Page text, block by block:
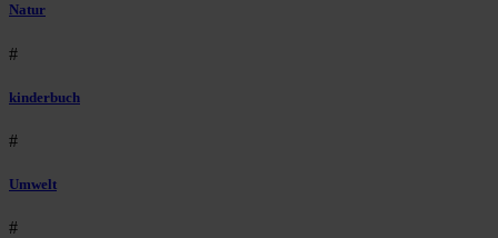
Natur
#
kinderbuch
#
Umwelt
#